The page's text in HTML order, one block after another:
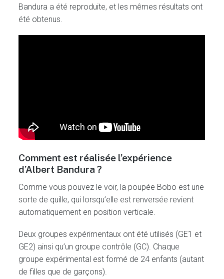
Bandura a été reproduite, et les mêmes résultats ont
été obtenus.
Comment est réalisée l’expérience
d’Albert Bandura ?
Comme vous pouvez le voir, la poupée Bobo est une
sorte de quille, qui lorsqu’elle est renversée revient
automatiquement en position verticale.
Deux groupes expérimentaux ont été utilisés (GE1 et
GE2) ainsi qu’un groupe contrôle (GC). Chaque
groupe expérimental est formé de 24 enfants (autant
de filles que de garçons).